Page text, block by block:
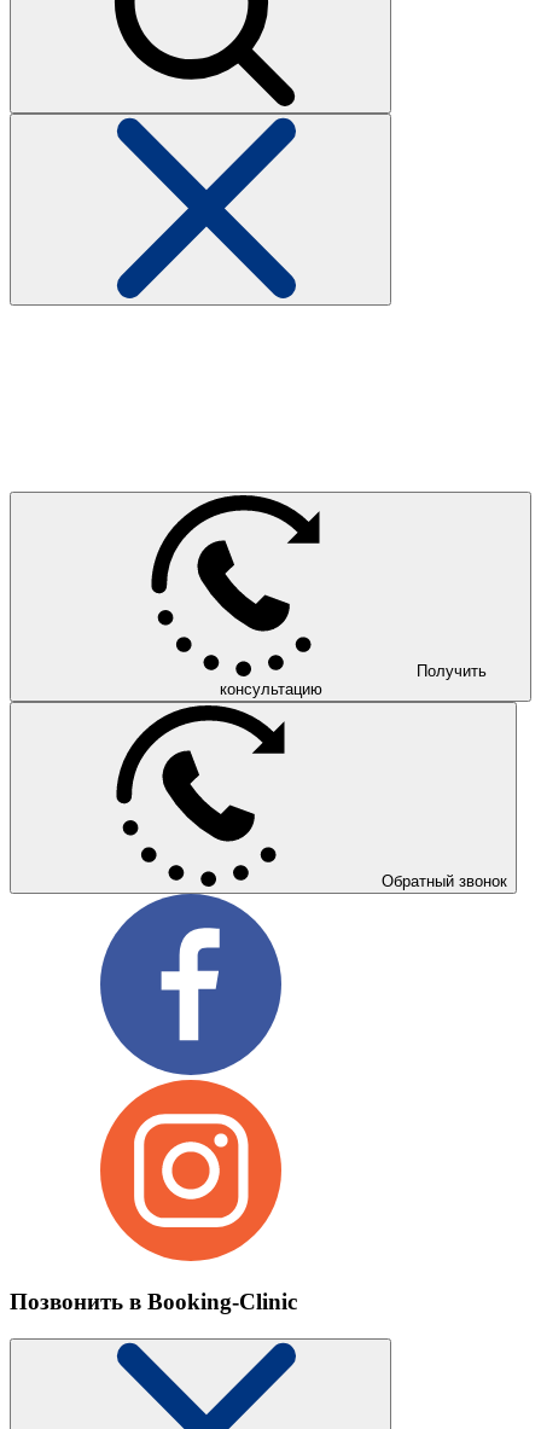
Получить
консультацию
Обратный звонок
Позвонить в Booking-Clinic